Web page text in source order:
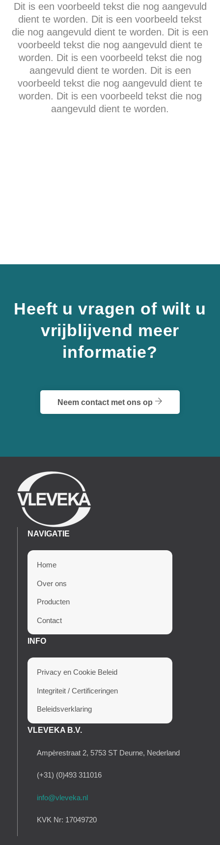
Dit is een voorbeeld tekst die nog aangevuld
dient te worden. Dit is een voorbeeld tekst
die nog aangevuld dient te worden. Dit is een
voorbeeld tekst die nog aangevuld dient te
worden. Dit is een voorbeeld tekst die nog
aangevuld dient te worden. Dit is een
voorbeeld tekst die nog aangevuld dient te
worden. Dit is een voorbeeld tekst die nog
aangevuld dient te worden.
Heeft u vragen of wilt u
vrijblijvend meer
informatie?
Neem contact met ons op
NAVIGATIE
Home
Over ons
Producten
Contact
INFO
Privacy en Cookie Beleid
Integriteit / Certificeringen
Beleidsverklaring
VLEVEKA B.V.
Ampèrestraat 2, 5753 ST Deurne, Nederland
(+31) (0)493 311016
info@vleveka.nl
KVK Nr: 17049720